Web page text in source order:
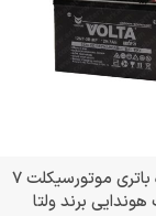
خرید عمده باتری موتورسیکلت 7